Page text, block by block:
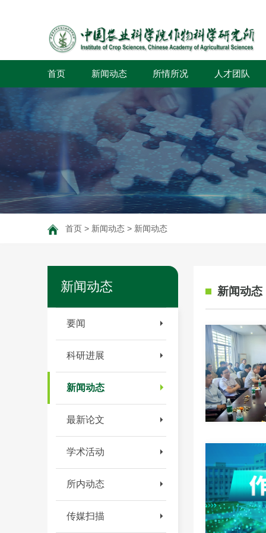
首页 新闻动态 所情所况 人才团队
首页 > 新闻动态 > 新闻动态
新闻动态
要闻
科研进展
新闻动态
最新论文
学术活动
所内动态
传媒扫描
新闻动态